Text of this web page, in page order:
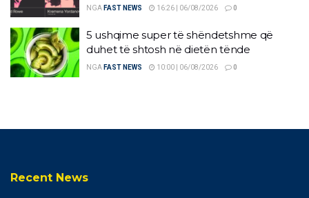
NGA FAST NEWS 16:26 | 06/08/2026 0
5 ushqime super të shëndetshme që
duhet të shtosh në dietën tënde
NGA FAST NEWS 10:00 | 06/08/2026 0
Recent News